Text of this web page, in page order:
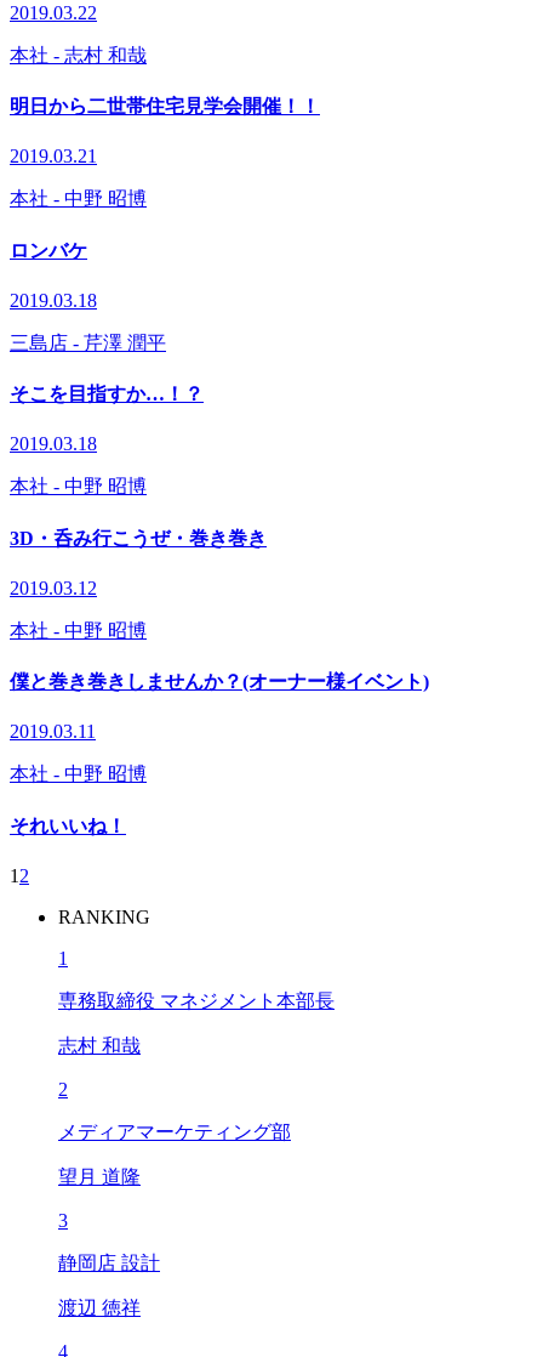
2019.03.22
本社 - 志村 和哉
明日から二世帯住宅見学会開催！！
2019.03.21
本社 - 中野 昭博
ロンバケ
2019.03.18
三島店 - 芹澤 潤平
そこを目指すか…！？
2019.03.18
本社 - 中野 昭博
3D・呑み行こうぜ・巻き巻き
2019.03.12
本社 - 中野 昭博
僕と巻き巻きしませんか？(オーナー様イベント)
2019.03.11
本社 - 中野 昭博
それいいね！
1 2
RANKING
1
専務取締役 マネジメント本部長
志村 和哉
2
メディアマーケティング部
望月 道隆
3
静岡店 設計
渡辺 徳祥
4